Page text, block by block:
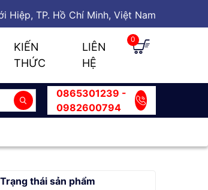
Hiệp, TP. Hồ Chí Minh, Việt Nam
KIẾN
THỨC
LIÊN
HỆ
0
0865301239 -
0982600794
Trạng thái sản phẩm